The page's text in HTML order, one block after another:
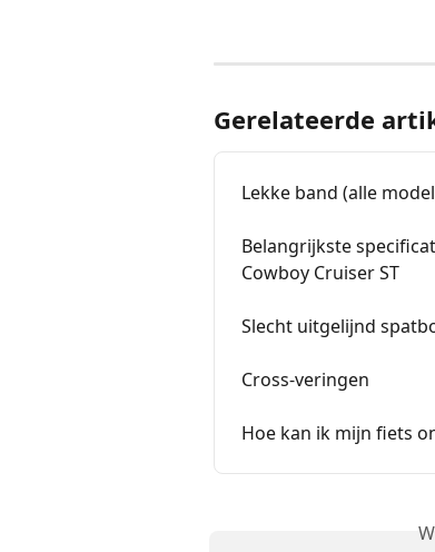
Gerelateerde
Lekke band (alle
Belangrijkste
Cowboy Cruiser ST
Slecht uitgelijnd
Cross-veringen
Hoe kan ik mijn fiets